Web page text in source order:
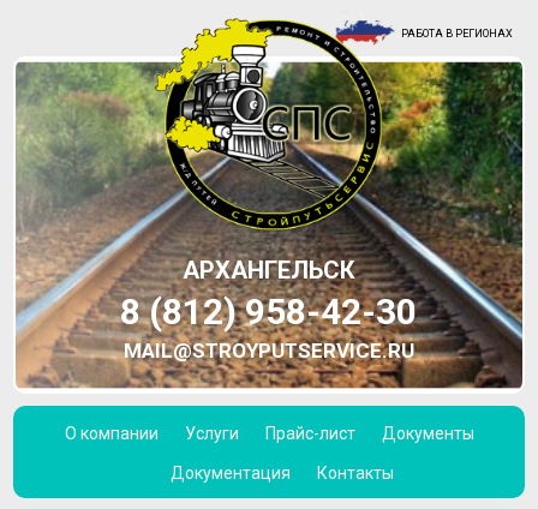
РАБОТА В РЕГИОНАХ
АРХАНГЕЛЬСК
8 (812) 958-42-30
MAIL@STROYPUTSERVICE.RU
О компании Услуги Прайс-лист Документы
Документация Контакты